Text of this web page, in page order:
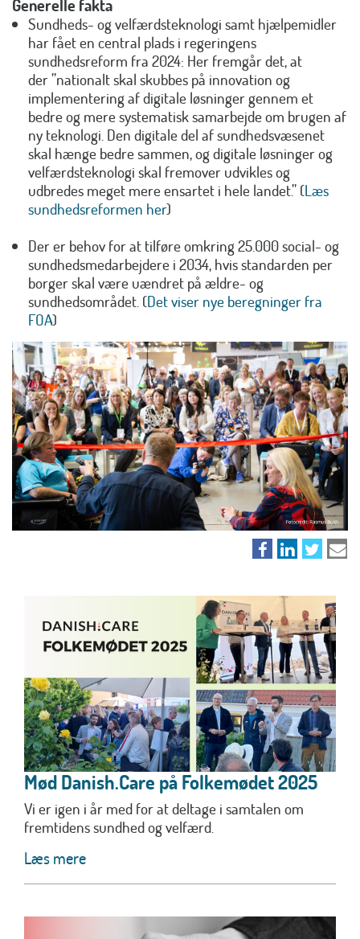
Generelle fakta
Sundheds- og velfærdsteknologi samt hjælpemidler
har fået en central plads i regeringens
sundhedsreform fra 2024: Her fremgår det, at
der ”nationalt skal skubbes på innovation og
implementering af digitale løsninger gennem et
bedre og mere systematisk samarbejde om brugen af
ny teknologi. Den digitale del af sundhedsvæsenet
skal hænge bedre sammen, og digitale løsninger og
velfærdsteknologi skal fremover udvikles og
udbredes meget mere ensartet i hele landet.” (Læs
sundhedsreformen her)
Der er behov for at tilføre omkring 25.000 social- og
sundhedsmedarbejdere i 2034, hvis standarden per
borger skal være uændret på ældre- og
sundhedsområdet. (Det viser nye beregninger fra
FOA)
Mød Danish.Care på Folkemødet 2025
Vi er igen i år med for at deltage i samtalen om
fremtidens sundhed og velfærd.
Læs mere